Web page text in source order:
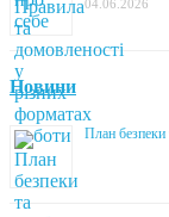
04.06.2026
Новини
План безпеки